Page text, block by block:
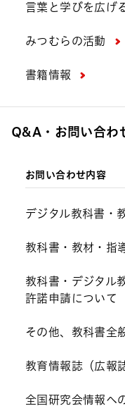
言葉と学びを広げ
みつむらの活動
書籍情報
Q&A・お問い合わ
お問い合わせ内容
デジタル教科書・
教科書・教材・指
教科書・デジタル
許諾申請について
その他、教科書全
教育情報誌（広報
全国研究会情報へ